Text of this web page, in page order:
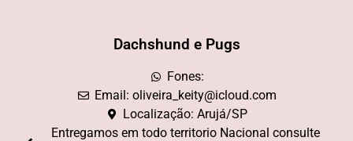
Dachshund e Pugs
Fones:
Email: oliveira_keity@icloud.com
Localização: Arujá/SP
Entregamos em todo territorio Nacional consulte